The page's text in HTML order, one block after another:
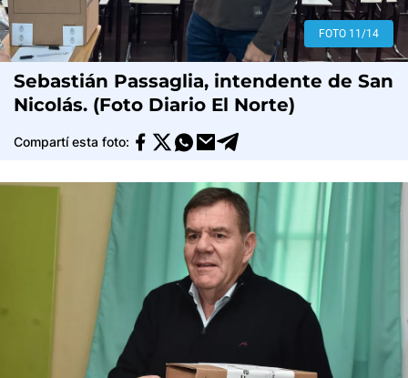
FOTO 11/14
Sebastián Passaglia, intendente de San
Nicolás. (Foto Diario El Norte)
Compartí esta foto: